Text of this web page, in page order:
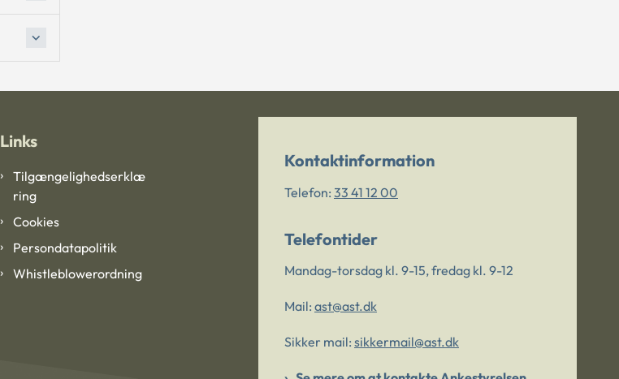
Links
Tilgængelighedserklæ
ring
Cookies
Persondatapolitik
Whistleblowerordning
Kontaktinformation
Telefon: 33 41 12 00
Telefontider
Mandag-torsdag kl. 9-15, fredag kl. 9-12
Mail: ast@ast.dk
Sikker mail: sikkermail@ast.dk